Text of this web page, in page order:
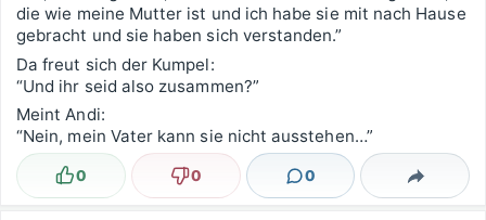
die wie meine Mutter ist und ich habe sie mit nach Hause
gebracht und sie haben sich verstanden.”
Da freut sich der Kumpel:
“Und ihr seid also zusammen?”
Meint Andi:
“Nein, mein Vater kann sie nicht ausstehen…”
Lustig
0 Nicht lustig
0 0
Kommentare Teilen